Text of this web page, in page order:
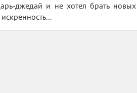
джедай и не хотел брать новых